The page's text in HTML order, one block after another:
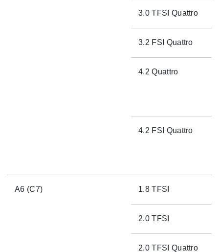
3.0 TFSI Quattro
3.2 FSI Quattro
4.2 Quattro
4.2 FSI Quattro
A6 (C7) 1.8 TFSI
2.0 TFSI
2.0 TFSI Quattro